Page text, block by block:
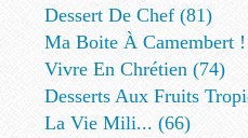
Dessert De Chef (81)
Ma Boite À Camembert
Vivre En Chrétien (74)
Desserts Aux Fruits
La Vie Mili... (66)